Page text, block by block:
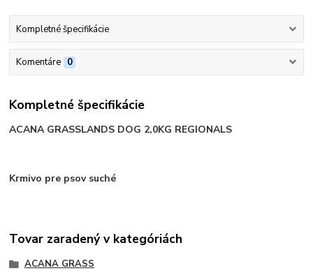
Kompletné špecifikácie
Komentáre 0
Kompletné špecifikácie
ACANA GRASSLANDS DOG 2,0KG REGIONALS
Krmivo pre psov suché
Tovar zaradený v kategóriách
ACANA GRASS